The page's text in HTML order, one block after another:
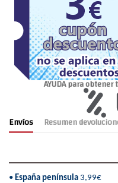
AYUDA para
Envíos Resumen
• España península 3,99€